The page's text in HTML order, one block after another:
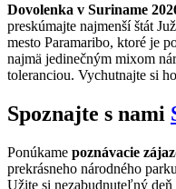
Dovolenka v Suriname
preskúmajte najmenší štát
mesto Paramaribo, ktoré je
najmä jedinečným mixom
toleranciou. Vychutnajte si
Spoznajte s nami
Ponúkame poznávacie
prekrásneho národného
Užite si nezabudnuteľný